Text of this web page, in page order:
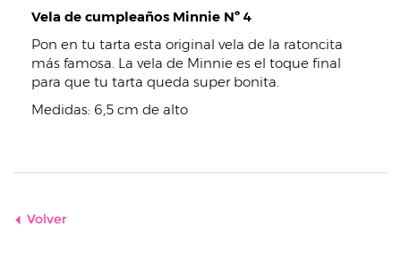
Vela de cumpleaños Minnie Nº 4
Pon en tu tarta esta original vela de la ratoncita
más famosa. La vela de Minnie es el toque final
para que tu tarta queda super bonita.
Medidas: 6,5 cm de alto
Volver